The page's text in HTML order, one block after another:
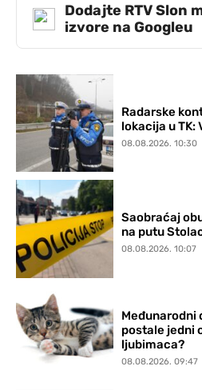
Dodajte RTV Slon
izvore na Googleu
Radarske
lokacija u TK:
08.08.2026. 10:30
Saobraćaj
na putu
08.08.2026. 10:07
Međunarodni
postale jedni
ljubimaca?
08.08.2026. 09:47